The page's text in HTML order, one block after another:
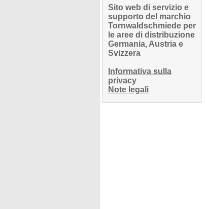
Sito web di servizio e
supporto del marchio
Tornwaldschmiede per
le aree di distribuzione
Germania, Austria e
Svizzera
Informativa sulla
privacy
Note legali